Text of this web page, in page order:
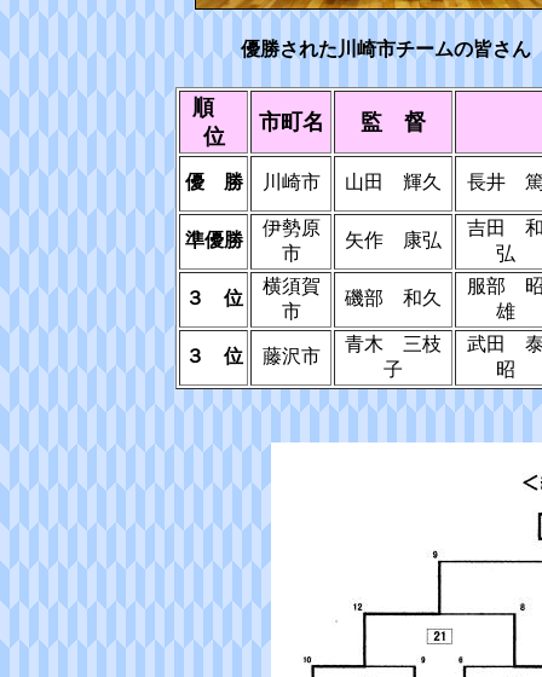
優勝された川崎市チームの皆さん
順
位
市町名 監 督
優 勝 川崎市 山田 輝久 長井
準優勝
伊勢原
市
矢作 康弘
吉田
弘
３ 位
横須賀
市
磯部 和久
服部
雄
３ 位 藤沢市
青木 三枝
子
武田
昭